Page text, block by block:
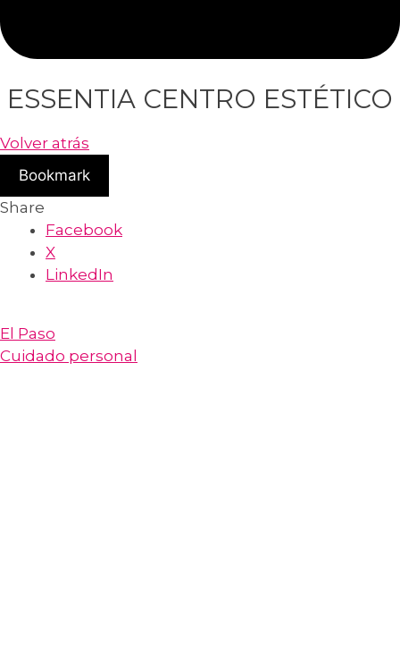
ESSENTIA CENTRO ESTÉTICO
Volver atrás
Bookmark
Share
Facebook
X
LinkedIn
El Paso
Cuidado personal